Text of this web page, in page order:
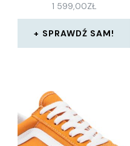
1 599,00ZŁ
SPRAWDŹ SAM!